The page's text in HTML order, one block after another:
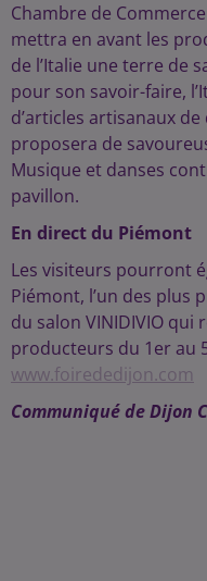
Chambre de
mettra en avant les
de l’Italie une terre de
pour son savoir-faire,
d’articles artisanaux
proposera de
Musique et danses
pavillon.
En direct du Piémont
Les visiteurs pourront
Piémont, l’un des plus
du salon VINIDIVIO
producteurs du 1er au
www.foirededijon.com
Communiqué de Dijon